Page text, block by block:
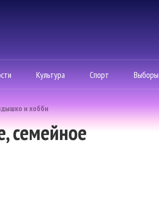
Культура Спорт Выборы
и хобби
семейное